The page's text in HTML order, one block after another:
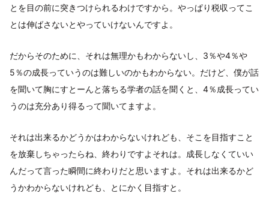
とを目の前に突きつけられるわけですから。やっぱり税収ってこ
とは伸ばさないとやっていけないんですよ。
だからそのために、それは無理かもわからないし、3％や4％や
5％の成長っていうのは難しいのかもわからない。だけど、僕が話
を聞いて胸にすとーんと落ちる学者の話を聞くと、4％成長ってい
うのは充分あり得るって聞いてますよ。
それは出来るかどうかはわからないけれども、そこを目指すこと
を放棄しちゃったらね、終わりですよそれは。成長しなくていい
んだって言った瞬間に終わりだと思いますよ。それは出来るかど
うかわからないけれども、とにかく目指すと。